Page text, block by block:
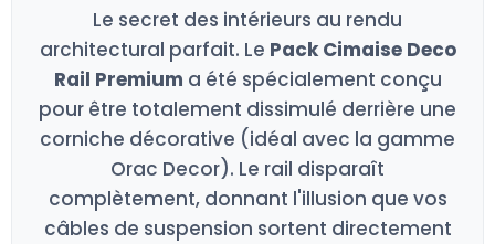
Le secret des intérieurs au rendu
architectural parfait. Le Pack Cimaise Deco
Rail Premium a été spécialement conçu
pour être totalement dissimulé derrière une
corniche décorative (idéal avec la gamme
Orac Decor). Le rail disparaît
complètement, donnant l'illusion que vos
câbles de suspension sortent directement